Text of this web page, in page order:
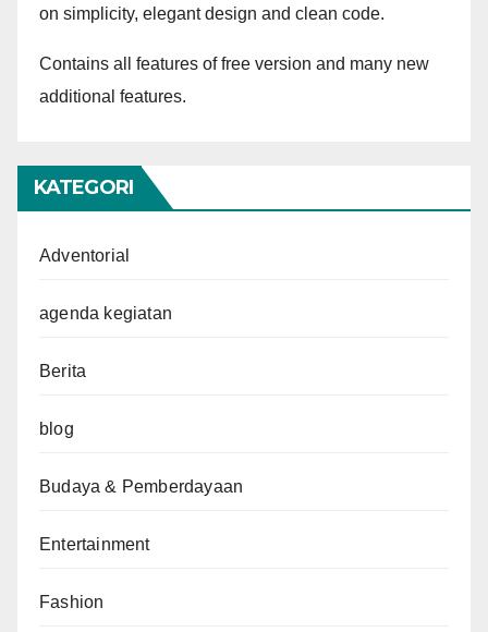
on simplicity, elegant design and clean code.
Contains all features of free version and many new
additional features.
KATEGORI
Adventorial
agenda kegiatan
Berita
blog
Budaya & Pemberdayaan
Entertainment
Fashion